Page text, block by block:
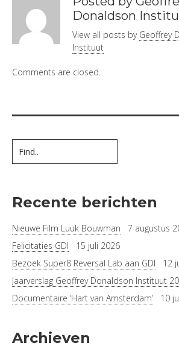
Donaldson
View all posts by Geoffrey
Instituut
Comments are closed.
Recente berichten
Nieuwe Film Luuk Bouwman
7 augustus
Felicitaties GDI
15 juli 2026
Bezoek Super8 Reversal Lab aan GDI
12
Jaarverslag Geoffrey Donaldson Instituut
Documentaire ‘Hart van Amsterdam’
10
Archieven